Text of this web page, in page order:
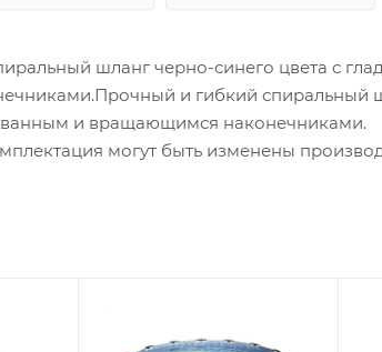
шланг черно-синего цвета с
и гибкий спиральный
и вращающимся наконечниками.
могут быть изменены